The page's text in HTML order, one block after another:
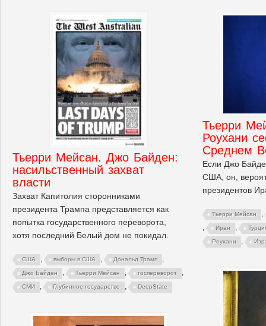
Тьерри Мейсан. Джо Байден:
насильственный захват
власти
Захват Капитолия сторонниками
президента Трампа представляется как
попытка государственного переворота,
хотя последний Белый дом не покидал.
США , выборы в США , Дональд Трамп ,
Джо Байден , Тьерри Мейсан , госпереворот ,
СМИ , Глубинное государство , DeepState
Тьерри
Роухани
Среднем
Если Джо
США, он,
президентов
Тьерри Мейсан
,
,
Иран ,
Роухани ,